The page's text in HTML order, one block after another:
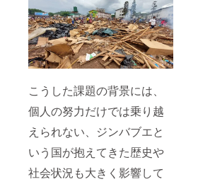
こうした課題の背景には、
個人の努力だけでは乗り越
えられない、ジンバブエと
いう国が抱えてきた歴史や
社会状況も大きく影響して